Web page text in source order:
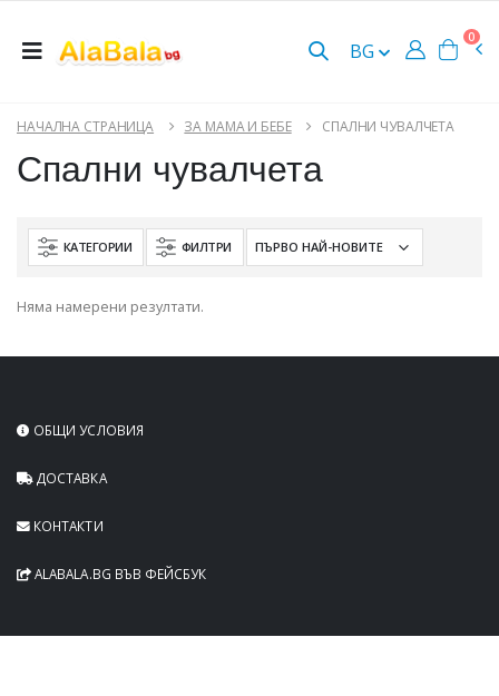
BG
0
НАЧАЛНА СТРАНИЦА ЗА МАМА И БЕБЕ СПАЛНИ ЧУВАЛЧЕТА
Спални чувалчета
КАТЕГОРИИ ФИЛТРИ
Няма намерени резултати.
ОБЩИ УСЛОВИЯ
ДОСТАВКА
КОНТАКТИ
ALABALA.BG ВЪВ ФЕЙСБУК